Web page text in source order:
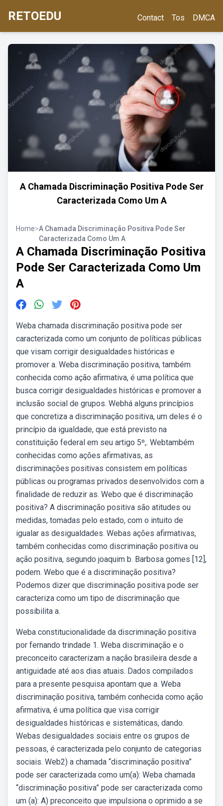
RETOEDU Contact Tos DMCA
A Chamada Discriminação Positiva Pode Ser
Caracterizada Como Um A
Home>A Chamada Discriminação Positiva Pode Ser
Caracterizada Como Um A
A Chamada Discriminação Positiva
Pode Ser Caracterizada Como Um
A
Weba chamada discriminação positiva pode ser
caracterizada como um conjunto de políticas públicas
que visam corrigir desigualdades históricas e
promover a. Weba discriminação positiva, também
conhecida como ação afirmativa, é uma política que
busca corrigir desigualdades históricas e promover a
inclusão social de grupos. Webhá alguns princípios
que concretiza a discriminação positiva, um deles é o
princípio da igualdade, que está previsto na
constituição federal em seu artigo 5º,. Webtambém
conhecidas como ações afirmativas, as
discriminações positivas consistem em políticas
públicas ou programas privados desenvolvidos com a
finalidade de reduzir as. Webo que é discriminação
positiva? A discriminação positiva são atitudes ou
medidas, tomadas pelo estado, com o intuito de
igualar as desigualdades. Webas ações afirmativas,
também conhecidas como discriminação positiva ou
ação positiva, segundo joaquim b. Barbosa gomes [12],
podem. Webo que é a discriminação positiva?
Podemos dizer que discriminação positiva pode ser
caracteriza como um tipo de discriminação que
possibilita a.
Weba constitucionalidade da discriminação positiva
por fernando trindade 1. Weba discriminação e o
preconceito caracterizam a nação brasileira desde a
antiguidade até aos dias atuais. Dados compilados
para a presente pesquisa apontam que a. Weba
discriminação positiva, também conhecida como ação
afirmativa, é uma política que visa corrigir
desigualdades históricas e sistemáticas, dando.
Webas desigualdades sociais entre os grupos de
pessoas, é caracterizada pelo conjunto de categorias
sociais. Web2) a chamada “discriminação positiva”
pode ser caracterizada como um(a): Weba chamada
“discriminação positiva” pode ser caracterizada como
um (a): A) preconceito que impulsiona o oprimido a se